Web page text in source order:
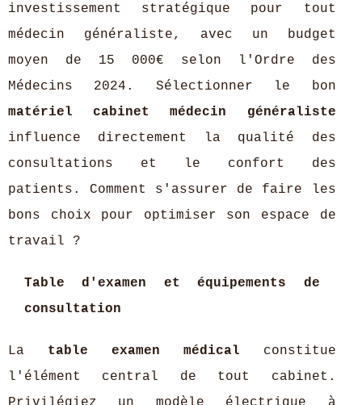
investissement stratégique pour tout
médecin généraliste, avec un budget
moyen de 15 000€ selon l'Ordre des
Médecins 2024. Sélectionner le bon
matériel cabinet médecin généraliste
influence directement la qualité des
consultations et le confort des
patients. Comment s'assurer de faire les
bons choix pour optimiser son espace de
travail ?
Table d'examen et équipements de
consultation
La table examen médical constitue
l'élément central de tout cabinet.